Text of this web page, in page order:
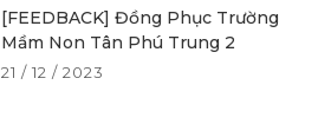
[FEEDBACK] Đồng Phục Trường
Mầm Non Tân Phú Trung 2
21 / 12 / 2023